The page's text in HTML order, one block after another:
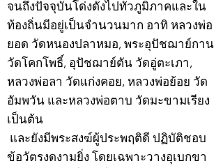
จนถึงปัจจุบันโด่งดังไปทั่วภูมิภาคและใน
ท้องถิ่นมีอยู่เป็นจำนวนมาก อาทิ หลวงพ่อ
ยอด วัดหนองปลาหมอ, พระอุปัชฌาย์กาน
วัดโคกโพธิ์, อุปัชฌาย์ตัน วัดอู่ตะเภา,
หลวงพ่อลา วัดแก่งคอย, หลวงพ่อย้อย วัด
อัมพวัน และหลวงพ่อตาบ วัดมะขามเรียง
เป็นต้น
และยังมีพระสงฆ์ผู้ประพฤติดี ปฏิบัติชอบ
ข้อวัตรงดงามยิ่ง โดยเฉพาะวางอุเบกขา